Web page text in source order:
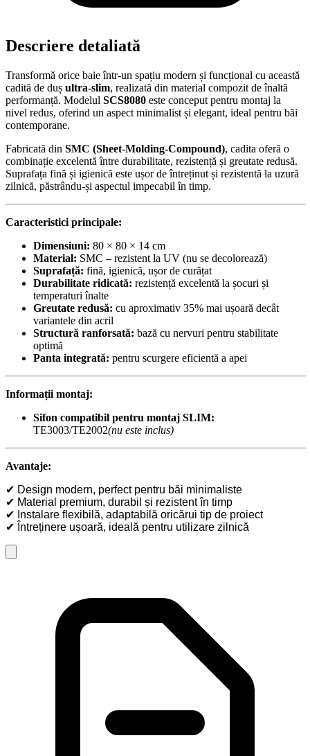
Descriere detaliată
Transformă orice baie într-un spațiu modern și funcțional cu această
cadită de duș ultra-slim, realizată din material compozit de înaltă
performanță. Modelul SCS8080 este conceput pentru montaj la
nivel redus, oferind un aspect minimalist și elegant, ideal pentru băi
contemporane.
Fabricată din SMC (Sheet-Molding-Compound), cadita oferă o
combinație excelentă între durabilitate, rezistență și greutate redusă.
Suprafața fină și igienică este ușor de întreținut și rezistentă la uzură
zilnică, păstrându-și aspectul impecabil în timp.
Caracteristici principale:
Dimensiuni: 80 × 80 × 14 cm
Material: SMC – rezistent la UV (nu se decolorează)
Suprafață: fină, igienică, ușor de curățat
Durabilitate ridicată: rezistență excelentă la șocuri și
temperaturi înalte
Greutate redusă: cu aproximativ 35% mai ușoară decât
variantele din acril
Structură ranforsată: bază cu nervuri pentru stabilitate
optimă
Panta integrată: pentru scurgere eficientă a apei
Informații montaj:
Sifon compatibil pentru montaj SLIM:
TE3003/TE2002(nu este inclus)
Avantaje:
✔ Design modern, perfect pentru băi minimaliste
✔ Material premium, durabil și rezistentîn timp
✔ Instalare flexibil ă, adaptabil ă oricărui tip de proiect
✔ ntreținere ușoară, ideal ă pentru utilizare zilnică